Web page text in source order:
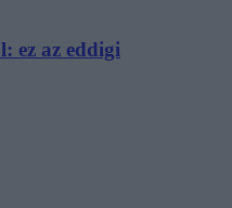
ez az eddigi